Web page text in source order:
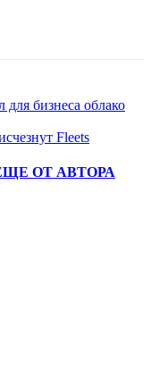
для бизнеса облако
Fleets
ОТ АВТОРА